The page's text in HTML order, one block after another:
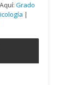
Grado
|